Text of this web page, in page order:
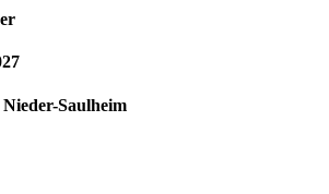
Saulheim